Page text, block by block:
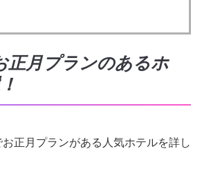
正月プランのあるホ
正月プランがある人気ホテルを詳し